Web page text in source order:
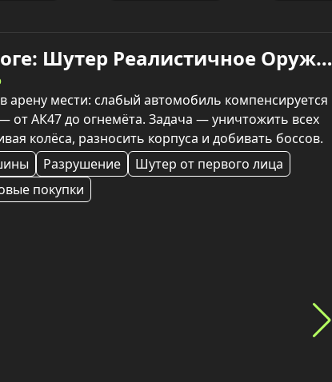
Погоня на Дороге: Шутер Реалистичное Оружие — играть онлайн
арену мести: слабый автомобиль компенсируется
АК47 до огнемёта. Задача — уничтожить всех
колёса, разносить корпуса и добивать боссов.
Разрушение
Шутер от первого лица
покупки